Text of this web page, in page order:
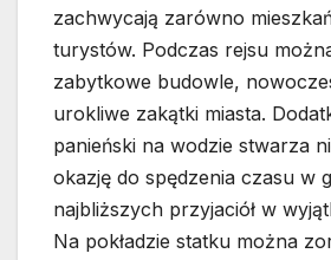
zachwycają zarówno
turystów. Podczas rejsu
zabytkowe budowle,
urokliwe zakątki miasta.
panieński na wodzie stwarza
okazję do spędzenia czasu w
najbliższych przyjaciół w
Na pokładzie statku można